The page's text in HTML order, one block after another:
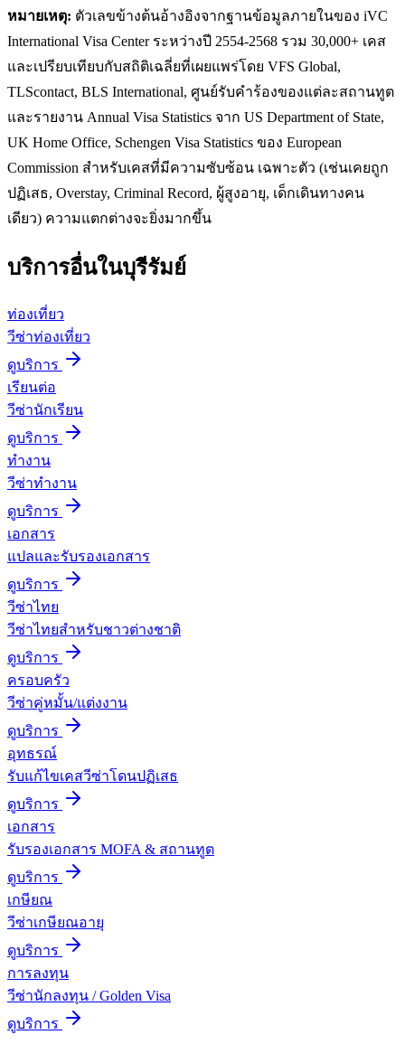
หมายเหตุ: ตัวเลขข้างต้นอ้างอิงจากฐานข้อมูลภายในของ iVC
International Visa Center ระหว่างปี 2554-2568 รวม 30,000+ เคส
และเปรียบเทียบกับสถิติเฉลี่ยที่เผยแพร่โดย VFS Global,
TLScontact, BLS International, ศูนย์รับคำร้องของแต่ละสถานทูต
และรายงาน Annual Visa Statistics จาก US Department of State,
UK Home Office, Schengen Visa Statistics ของ European
Commission สำหรับเคสที่มีความซับซ้อน เฉพาะตัว (เช่นเคยถูก
ปฏิเสธ, Overstay, Criminal Record, ผู้สูงอายุ, เด็กเดินทางคน
เดียว) ความแตกต่างจะยิ่งมากขึ้น
บริการอื่นในบุรีรัมย์
ท่องเที่ยว
วีซ่าท่องเที่ยว
ดูบริการ
เรียนต่อ
วีซ่านักเรียน
ดูบริการ
ทำงาน
วีซ่าทำงาน
ดูบริการ
เอกสาร
แปลและรับรองเอกสาร
ดูบริการ
วีซ่าไทย
วีซ่าไทยสำหรับชาวต่างชาติ
ดูบริการ
ครอบครัว
วีซ่าคู่หมั้น/แต่งงาน
ดูบริการ
อุทธรณ์
รับแก้ไขเคสวีซ่าโดนปฏิเสธ
ดูบริการ
เอกสาร
รับรองเอกสาร MOFA & สถานทูต
ดูบริการ
เกษียณ
วีซ่าเกษียณอายุ
ดูบริการ
การลงทุน
วีซ่านักลงทุน / Golden Visa
ดูบริการ